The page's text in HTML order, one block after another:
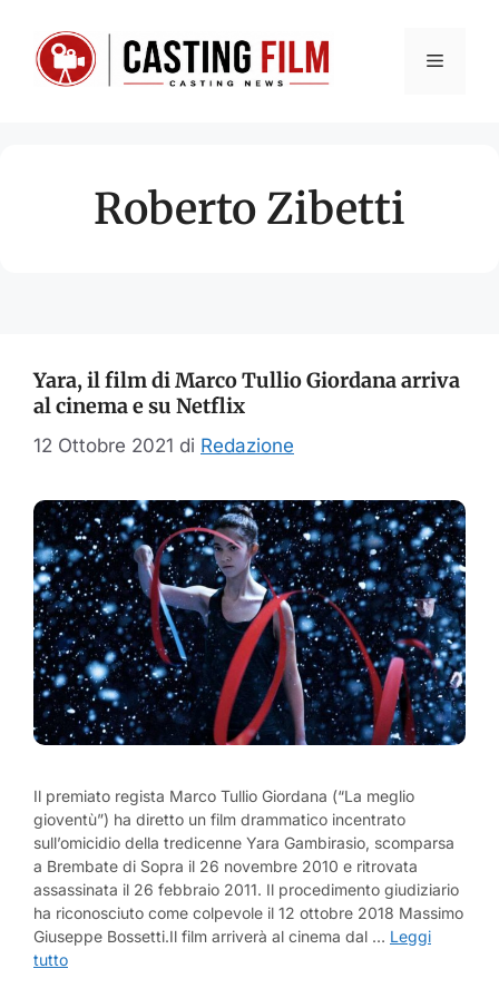
contenuto
Menu
Roberto Zibetti
Yara, il film di Marco Tullio Giordana arriva
al cinema e su Netflix
12 Ottobre 2021 di Redazione
Il premiato regista Marco Tullio Giordana (“La meglio
gioventù”) ha diretto un film drammatico incentrato
sull’omicidio della tredicenne Yara Gambirasio, scomparsa
a Brembate di Sopra il 26 novembre 2010 e ritrovata
assassinata il 26 febbraio 2011. Il procedimento giudiziario
ha riconosciuto come colpevole il 12 ottobre 2018 Massimo
Giuseppe Bossetti.Il film arriverà al cinema dal … Leggi
tutto